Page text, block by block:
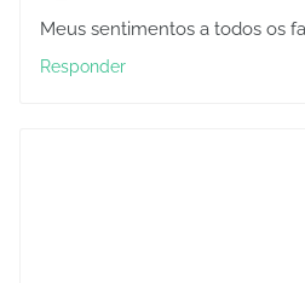
Meus sentimentos a todos os
Responder